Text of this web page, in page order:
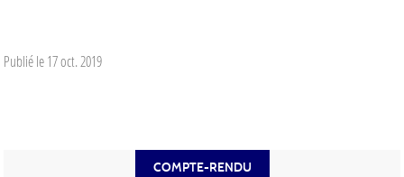
Publié le17 oct. 2019
COMPTE-RENDU